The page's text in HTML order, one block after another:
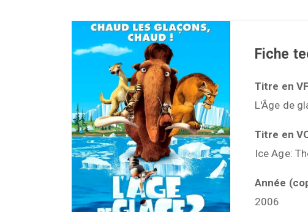
Fiche
Titre en VF
L'Âge de
Titre en
Ice Age:
Année
2006